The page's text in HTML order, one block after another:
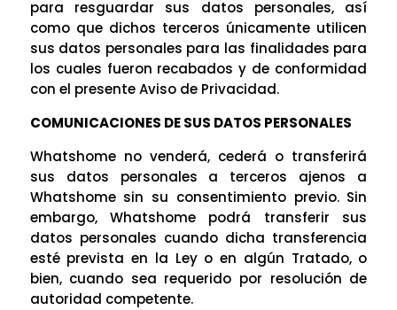
para resguardar sus datos personales, así
como que dichos terceros únicamente utilicen
sus datos personales para las finalidades para
los cuales fueron recabados y de conformidad
con el presente Aviso de Privacidad.
COMUNICACIONES DE SUS DATOS PERSONALES
Whatshome no venderá, cederá o transferirá
sus datos personales a terceros ajenos a
Whatshome sin su consentimiento previo. Sin
embargo, Whatshome podrá transferir sus
datos personales cuando dicha transferencia
esté prevista en la Ley o en algún Tratado, o
bien, cuando sea requerido por resolución de
autoridad competente.